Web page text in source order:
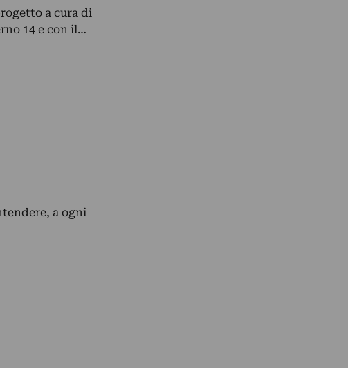
a cura di
14 e con il…
a ogni